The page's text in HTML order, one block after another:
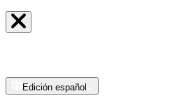
Edición español